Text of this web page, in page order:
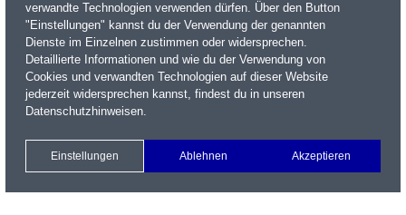
Name / WKN / ISIN / Kürzel
Xetra Realtime
Watchlist Portfolio Login
verwandte Technologien verwenden dürfen. Über den Button
"Einstellungen" kannst du der Verwendung der genannten
Dienste im Einzelnen zustimmen oder widersprechen.
Detaillierte Informationen und wie du der Verwendung von
Cookies und verwandten Technologien auf dieser Website
jederzeit widersprechen kannst, findest du in unseren
Datenschutzhinweisen.
Einstellungen Ablehnen Akzeptieren